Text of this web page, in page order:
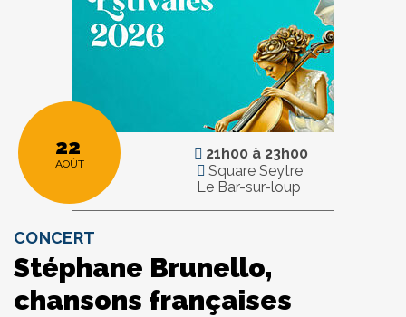
22
AOÛT
21h00 à 23h00
Square Seytre
Le Bar-sur-loup
CONCERT
Stéphane Brunello,
chansons françaises